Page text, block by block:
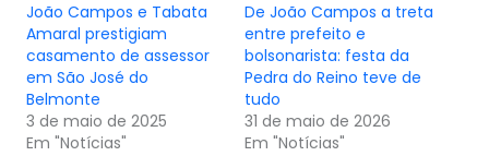
João Campos e Tabata
Amaral prestigiam
casamento de assessor
em São José do
Belmonte
3 de maio de 2025
Em "Notícias"
De João Campos a treta
entre prefeito e
bolsonarista: festa da
Pedra do Reino teve de
tudo
31 de maio de 2026
Em "Notícias"